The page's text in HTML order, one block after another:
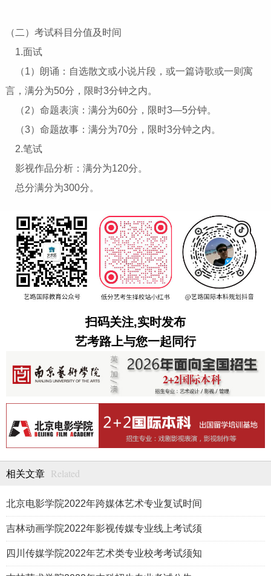
（二）考试科目分值及时间
1.面试
（1）朗诵：自选散文或小说片段，或一篇诗歌或一则寓
言，满分为50分，限时3分钟之内。
（2）命题表演：满分为60分，限时3—5分钟。
（3）命题故事：满分为70分，限时3分钟之内。
2.笔试
影视作品分析：满分为120分。
总分满分为300分。
扫码关注,实时发布
艺考路上与您一起同行
相关文章 Related
北京电影学院2022年跨媒体艺术专业复试时间
吉林动画学院2022年影视传媒专业线上考试须
四川传媒学院2022年艺术类专业校考考试须知